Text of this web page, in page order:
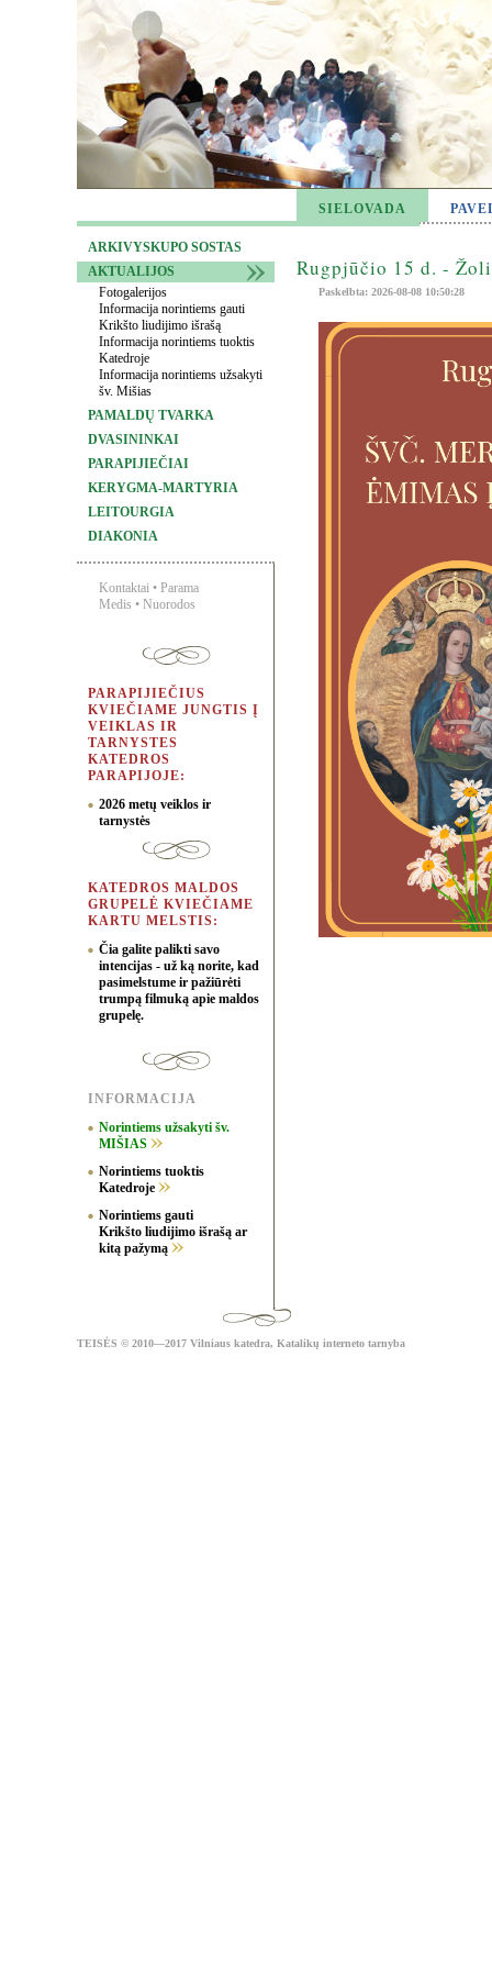
SIELOVADA
ARKIVYSKUPO SOSTAS
AKTUALIJOS
Fotogalerijos
Informacija norintiems gauti
Krikšto liudijimo išrašą
Informacija norintiems tuoktis
Katedroje
Informacija norintiems užsakyti
šv. Mišias
PAMALDŲ TVARKA
DVASININKAI
PARAPIJIEČIAI
KERYGMA-MARTYRIA
LEITOURGIA
DIAKONIA
Kontaktai • Parama
Medis • Nuorodos
PARAPIJIEČIUS
KVIEČIAME JUNGTIS Į
VEIKLAS IR
TARNYSTES
KATEDROS
PARAPIJOJE:
2026 metų veiklos ir
tarnystės
KATEDROS MALDOS
GRUPELĖ KVIEČIAME
KARTU MELSTIS:
Čia galite palikti savo
intencijas - už ką norite, kad
pasimelstume ir pažiūrėti
trumpą filmuką apie maldos
grupelę.
INFORMACIJA
Norintiems užsakyti šv.
MIŠIAS
Norintiems tuoktis
Katedroje
Norintiems gauti
Krikšto liudijimo išrašą ar
kitą pažymą
Rugpjūčio 15 d. -
Paskelbta: 2026-08-08 10:50:28
TEISĖS © 2010—2017 Vilniaus katedra, Katalikų interneto tarnyba